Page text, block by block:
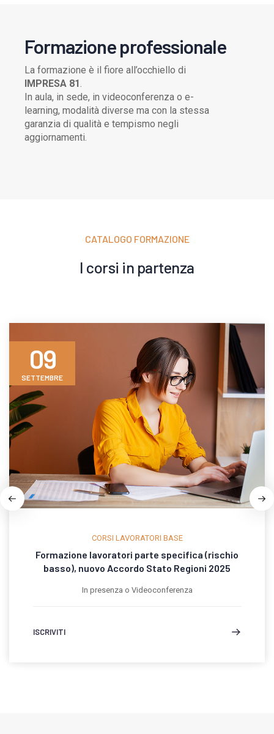
8
9
Formazione professionale
La formazione è il fiore all’occhiello di
IMPRESA 81.
In aula, in sede, in videoconferenza o e-
learning, modalità diverse ma con la stessa
garanzia di qualità e tempismo negli
aggiornamenti.
CATALOGO FORMAZIONE
I corsi in partenza
09
SETTEMBRE
CORSI LAVORATORI BASE
Formazione lavoratori parte specifica (rischio
basso), nuovo Accordo Stato Regioni 2025
In presenza o Videoconferenza
ISCRIVITI